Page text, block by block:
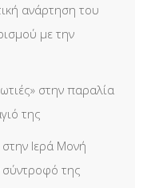
ανάρτηση του
με την
στην παραλία
της
Ιερά Μονή
σύντροφό της